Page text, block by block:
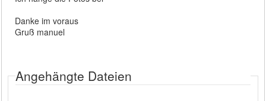
Danke im voraus
Gruß manuel
Angehängte Dateien